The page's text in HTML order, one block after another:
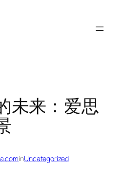
未来：爱思
inUncategorized